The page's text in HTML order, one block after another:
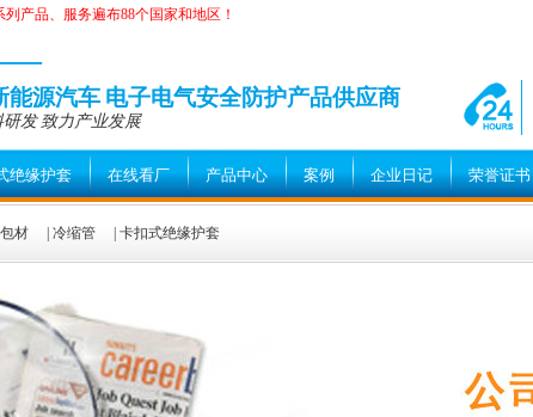
产品、服务遍布88个国家和地区！
能源汽车 电子电气安全防护产品供应商
发 致力产业发展
绝缘护套 在线看厂 产品中心 案例 企业日记 荣誉证书
材 冷缩管 卡扣式绝缘护套